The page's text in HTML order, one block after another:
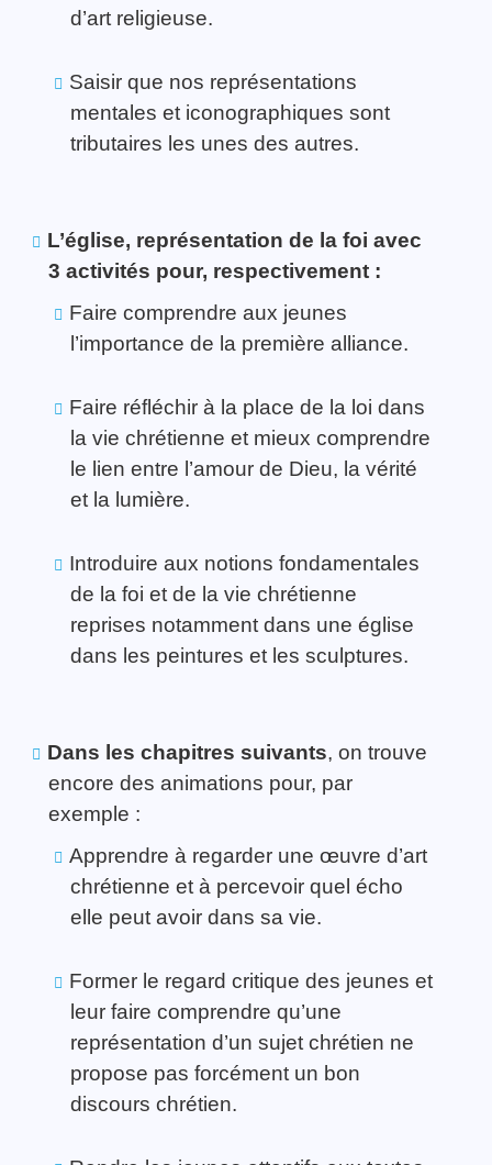
d’art religieuse.
Saisir que nos représentations
mentales et iconographiques sont
tributaires les unes des autres.
L’église, représentation de la foi avec
3 activités pour, respectivement :
Faire comprendre aux jeunes
l’importance de la première alliance.
Faire réfléchir à la place de la loi dans
la vie chrétienne et mieux comprendre
le lien entre l’amour de Dieu, la vérité
et la lumière.
Introduire aux notions fondamentales
de la foi et de la vie chrétienne
reprises notamment dans une église
dans les peintures et les sculptures.
Dans les chapitres suivants, on trouve
encore des animations pour, par
exemple :
Apprendre à regarder une œuvre d’art
chrétienne et à percevoir quel écho
elle peut avoir dans sa vie.
Former le regard critique des jeunes et
leur faire comprendre qu’une
représentation d’un sujet chrétien ne
propose pas forcément un bon
discours chrétien.